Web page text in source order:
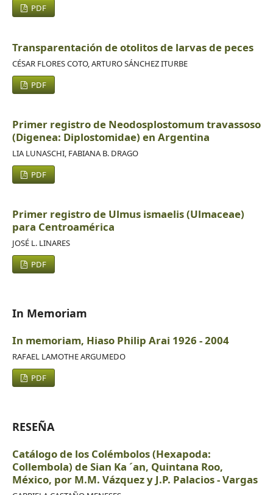
PDF
Transparentación de otolitos de larvas de peces
CÉSAR FLORES COTO, ARTURO SÁNCHEZ ITURBE
PDF
Primer registro de Neodosplostomum travassoso
(Digenea: Diplostomidae) en Argentina
LIA LUNASCHI, FABIANA B. DRAGO
PDF
Primer registro de Ulmus ismaelis (Ulmaceae)
para Centroamérica
JOSÉ L. LINARES
PDF
In Memoriam
In memoriam, Hiaso Philip Arai 1926 - 2004
RAFAEL LAMOTHE ARGUMEDO
PDF
RESEÑA
Catálogo de los Colémbolos (Hexapoda:
Collembola) de Sian Ka ´an, Quintana Roo,
México, por M.M. Vázquez y J.P. Palacios - Vargas